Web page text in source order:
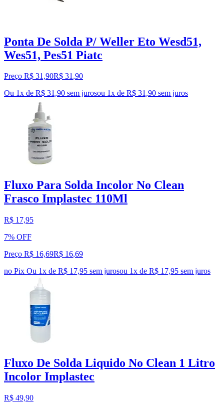
Ponta De Solda P/ Weller Eto Wesd51,
Wes51, Pes51 Piatc
Preço R$ 31,90R$ 31,90
Ou 1x de R$ 31,90 sem jurosou 1x de R$ 31,90 sem juros
Fluxo Para Solda Incolor No Clean
Frasco Implastec 110Ml
R$ 17,95
7% OFF
Preço R$ 16,69R$ 16,69
no Pix Ou 1x de R$ 17,95 sem jurosou 1x de R$ 17,95 sem juros
Fluxo De Solda Liquido No Clean 1 Litro
Incolor Implastec
R$ 49,90